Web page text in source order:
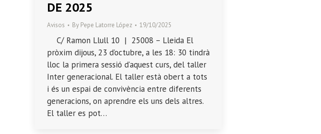
DE 2025
Avisos By Pepe Latorre López 19/10/2025
C/ Ramon Llull 10 | 25008 – Lleida El
pròxim dijous, 23 d’octubre, a les 18: 30 tindrà
lloc la primera sessió d’aquest curs, del taller
Inter generacional. El taller està obert a tots
i és un espai de convivència entre diferents
generacions, on aprendre els uns dels altres.
El taller es pot…